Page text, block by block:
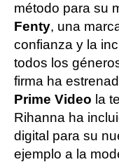
método para su
Fenty, una
confianza y la
todos los
firma ha
Prime Video la
Rihanna ha
digital para su
ejemplo a la